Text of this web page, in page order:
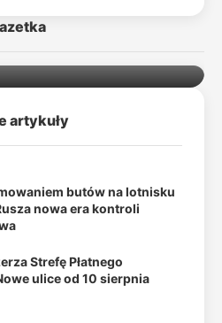
artykuły
butów na lotnisku
nowa era kontroli
Strefę Płatnego
ulice od 10 sierpnia